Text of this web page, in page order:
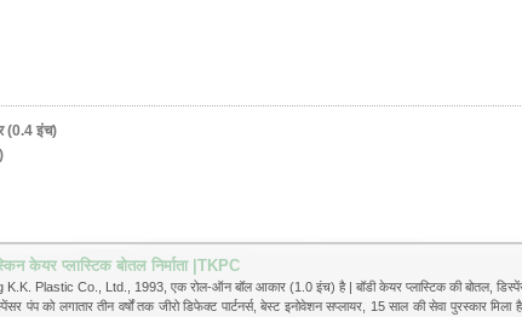
(0.4 इंच)
केयर प्लास्टिक बोतल निर्माता |TKPC
K.K. Plastic Co., Ltd., 1993, एक रोल-ऑन बॉल आकार (1.0 इंच) है | बॉडी केयर प्लास्टिक की बोतल,
पंप को लगातार तीन वर्षों तक जीरो डिफेक्ट पार्टनर्स, बेस्ट इनोवेशन सप्लायर, 15 साल की सेवा पुरस्कार